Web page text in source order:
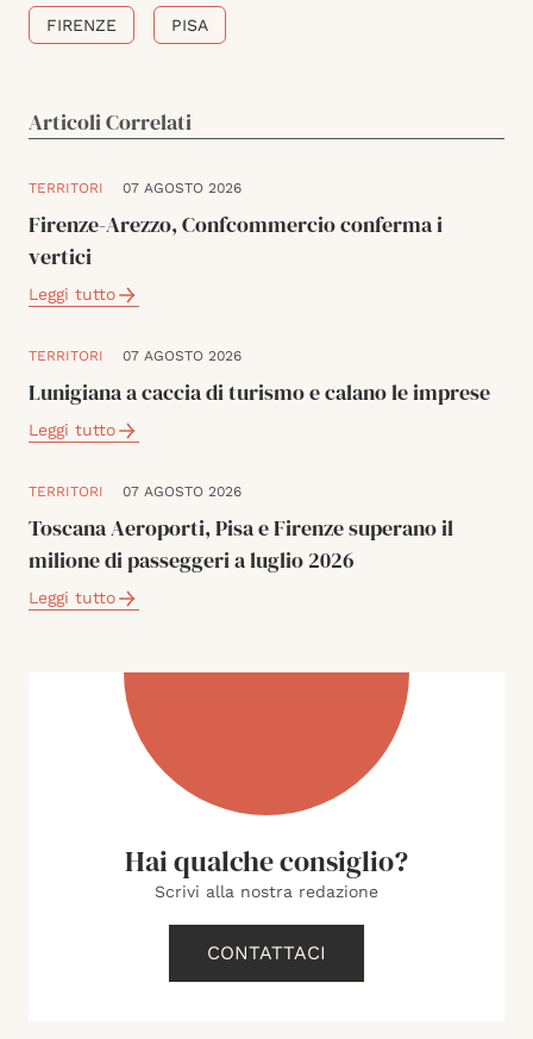
FIRENZE PISA
Articoli Correlati
TERRITORI 07 AGOSTO 2026
Firenze-Arezzo, Confcommercio conferma i
vertici
Leggi tutto
TERRITORI 07 AGOSTO 2026
Lunigiana a caccia di turismo e calano le imprese
Leggi tutto
TERRITORI 07 AGOSTO 2026
Toscana Aeroporti, Pisa e Firenze superano il
milione di passeggeri a luglio 2026
Leggi tutto
Hai qualche consiglio?
Scrivi alla nostra redazione
CONTATTACI